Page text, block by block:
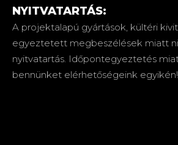
NYITVATARTÁS:
A projektalapú gyártások, kültéri
egyeztetett megbeszélések miatt
nyitvatartás. Időpontegyeztetés
bennünket elérhetőségeink egyikén!